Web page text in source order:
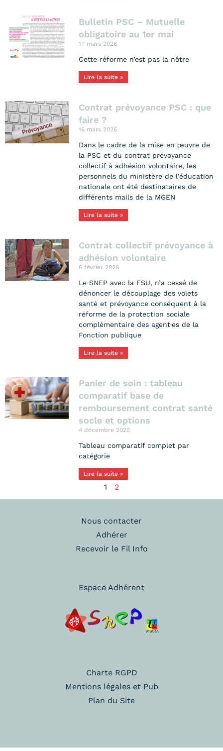
Bulletin PSC – Mutuelle
obligatoire au 1er mai
17 mars 2026
Cette réforme n’est pas la nôtre
Lire la suite »
Contrat prévoyance PSC : que
faire ?
16 mars 2026
Dans le cadre de la mise en œuvre de
la PSC et du contrat prévoyance
collectif à adhésion volontaire, les
personnels du ministère de l’éducation
nationale ont été destinataires de
différents mails de la MGEN
Lire la suite »
Contrat collectif prévoyance à
adhésion volontaire
6 février 2026
Le SNEP avec la FSU, n’a cessé de
dénoncer le découplage des volets
santé et prévoyance conséquent à la
réforme de la protection sociale
complémentaire des agent·es de la
Fonction publique
Lire la suite »
Panier de soin : tableau
comparatif base de
remboursement contrat santé
socle et options
4 décembre 2025
Tableau comparatif complet par
catégorie
Lire la suite »
1 2
Nous contacter
Adhérer
Recevoir le Fil Info
Espace Adhérent
Charte RGPD
Mentions légales et Pub
Plan du Site